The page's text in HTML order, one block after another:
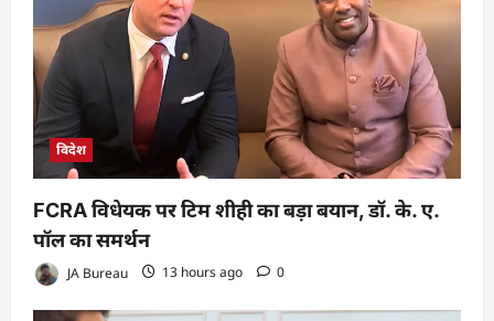
विदेश
FCRA विधेयक पर टिम शीही का बड़ा बयान, डॉ. के. ए.
पॉल का समर्थन
JA Bureau 13 hours ago 0